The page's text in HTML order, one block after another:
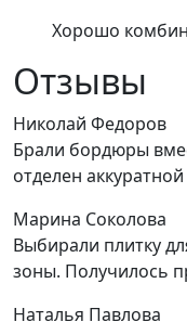
Хорошо
Отзывы
Николай Федоров
Брали бордюры
отделен
Марина Соколова
Выбирали плитку
зоны. Получилось
Наталья Павлова